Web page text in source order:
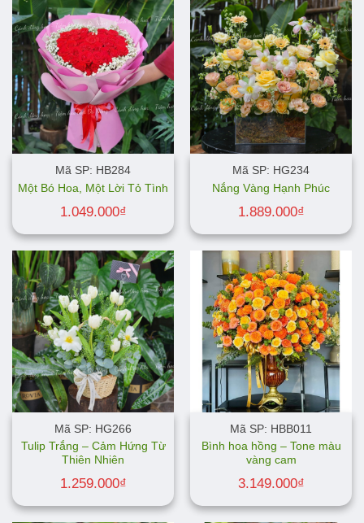
Mã SP: HB284
Một Bó Hoa, Một Lời Tỏ Tình
1.049.000₫
Mã SP: HG234
Nắng Vàng Hạnh Phúc
1.889.000₫
Mã SP: HG266
Tulip Trắng – Cảm Hứng Từ
Thiên Nhiên
1.259.000₫
Mã SP: HBB011
Bình hoa hồng – Tone màu
vàng cam
3.149.000₫